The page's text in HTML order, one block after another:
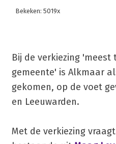
Bekeken: 5019x
Bij de verkiezing
gemeente' is Alkmaar
gekomen, op de voet
en Leeuwarden.
Met de verkiezing